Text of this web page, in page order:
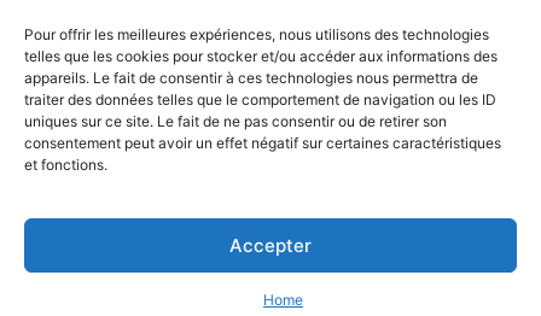
Pour offrir les meilleures expériences, nous utilisons des technologies
telles que les cookies pour stocker et/ou accéder aux informations des
appareils. Le fait de consentir à ces technologies nous permettra de
traiter des données telles que le comportement de navigation ou les ID
uniques sur ce site. Le fait de ne pas consentir ou de retirer son
consentement peut avoir un effet négatif sur certaines caractéristiques
et fonctions.
Accepter
Home
Accueil Economie Entreprises Entrepreneur Afrique
HIGH-TECH Auto-Moto
© Challenges.tn By AAKOM.DIGITAL